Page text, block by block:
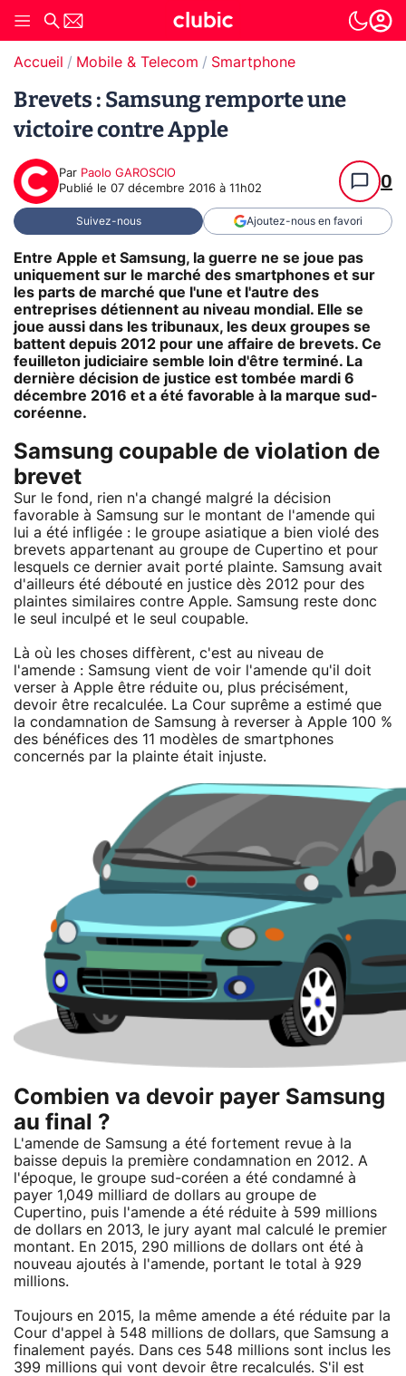
Accueil Mobile & Telecom Smartphone
Brevets : Samsung remporte une
victoire contre Apple
Par Paolo GAROSCIO
Publié le 07 décembre 2016 à 11h02 0
Suivez-nous Ajoutez-nous en favori
Entre Apple et Samsung, la guerre ne se joue pas
uniquement sur le marché des smartphones et sur
les parts de marché que l'une et l'autre des
entreprises détiennent au niveau mondial. Elle se
joue aussi dans les tribunaux, les deux groupes se
battent depuis 2012 pour une affaire de brevets. Ce
feuilleton judiciaire semble loin d'être terminé. La
dernière décision de justice est tombée mardi 6
décembre 2016 et a été favorable à la marque sud-
coréenne.
Samsung coupable de violation de
brevet
Sur le fond, rien n'a changé malgré la décision
favorable à Samsung sur le montant de l'amende qui
lui a été infligée : le groupe asiatique a bien violé des
brevets appartenant au groupe de Cupertino et pour
lesquels ce dernier avait porté plainte. Samsung avait
d'ailleurs été débouté en justice dès 2012 pour des
plaintes similaires contre Apple. Samsung reste donc
le seul inculpé et le seul coupable.
Là où les choses diffèrent, c'est au niveau de
l'amende : Samsung vient de voir l'amende qu'il doit
verser à Apple être réduite ou, plus précisément,
devoir être recalculée. La Cour suprême a estimé que
la condamnation de Samsung à reverser à Apple 100 %
des bénéfices des 11 modèles de smartphones
concernés par la plainte était injuste.
Combien va devoir payer Samsung
au final ?
L'amende de Samsung a été fortement revue à la
baisse depuis la première condamnation en 2012. A
l'époque, le groupe sud-coréen a été condamné à
payer 1,049 milliard de dollars au groupe de
Cupertino, puis l'amende a été réduite à 599 millions
de dollars en 2013, le jury ayant mal calculé le premier
montant. En 2015, 290 millions de dollars ont été à
nouveau ajoutés à l'amende, portant le total à 929
millions.
Toujours en 2015, la même amende a été réduite par la
Cour d'appel à 548 millions de dollars, que Samsung a
finalement payés. Dans ces 548 millions sont inclus les
399 millions qui vont devoir être recalculés. S'il est